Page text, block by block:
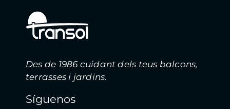
Des de 1986 cuidant dels teus balcons,
terrasses i jardins.
Síguenos